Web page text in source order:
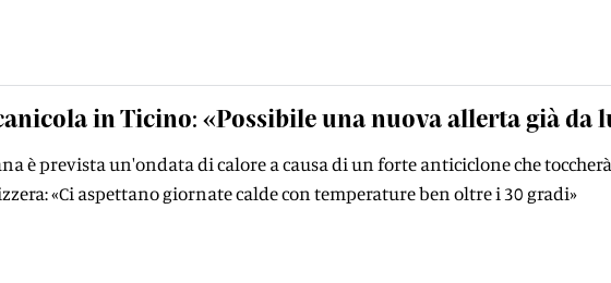
in Ticino: «Possibile una nuova allerta già da
è prevista un'ondata di calore a causa di un forte anticiclone che
«Ci aspettano giornate calde con temperature ben oltre i 30 gradi»